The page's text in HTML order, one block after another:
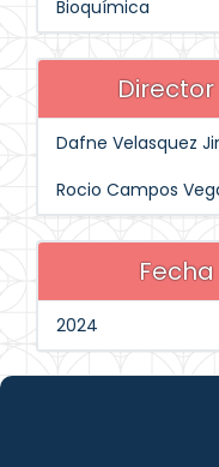
Bioquímica
Dafne Velasquez
Rocio Campos
2024